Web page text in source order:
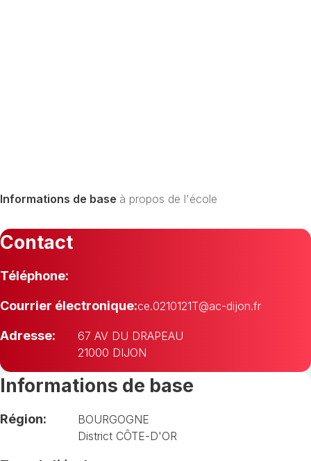
Informations de base à propos de l'école
Contact
Téléphone:
Courrier électronique:ce.0210121T@ac-dijon.fr
Adresse:
67 AV DU DRAPEAU
21000 DIJON
Informations de base
Région:
BOURGOGNE
District CÔTE-D'OR